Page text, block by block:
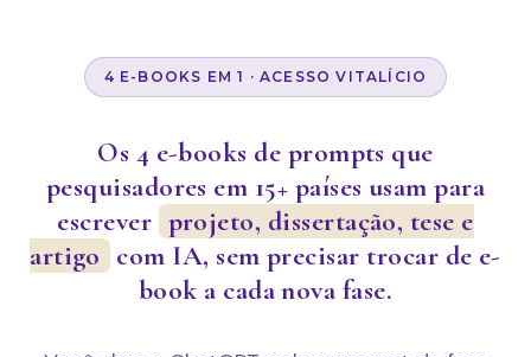
4 E-BOOKS EM 1 · ACESSO VITALÍCIO
Os 4 e-books de prompts que
pesquisadores em 15+ países usam para
escrever projeto, dissertação, tese e
artigo com IA, sem precisar trocar de e-
book a cada nova fase.